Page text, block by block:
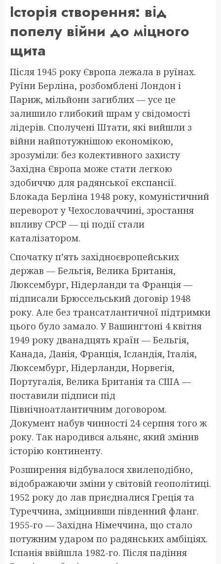
Історія створення: від
попелу війни до міцного
щита
Після 1945 року Європа лежала в руїнах.
Руїни Берліна, розбомблені Лондон і
Париж, мільйони загиблих — усе це
залишило глибокий шрам у свідомості
лідерів. Сполучені Штати, які вийшли з
війни найпотужнішою економікою,
зрозуміли: без колективного захисту
Західна Європа може стати легкою
здобиччю для радянської експансії.
Блокада Берліна 1948 року, комуністичний
переворот у Чехословаччині, зростання
впливу СРСР — ці події стали
каталізатором.
Спочатку п’ять західноєвропейських
держав — Бельгія, Велика Британія,
Люксембург, Нідерланди та Франція —
підписали Брюссельський договір 1948
року. Але без трансатлантичної підтримки
цього було замало. У Вашингтоні 4 квітня
1949 року дванадцять країн — Бельгія,
Канада, Данія, Франція, Ісландія, Італія,
Люксембург, Нідерланди, Норвегія,
Португалія, Велика Британія та США —
поставили підписи під
Північноатлантичним договором.
Документ набув чинності 24 серпня того ж
року. Так народився альянс, який змінив
історію континенту.
Розширення відбувалося хвилеподібно,
відображаючи зміни у світовій геополітиці.
1952 року до лав приєдналися Греція та
Туреччина, зміцнивши південний фланг.
1955-го — Західна Німеччина, що стало
потужним ударом по радянських амбіціях.
Іспанія ввійшла 1982-го. Після падіння